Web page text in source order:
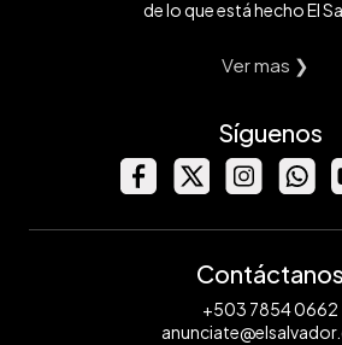
de lo que está hecho El
Ver mas ❯
Síguenos
Contáctanos
+503 7854 0662